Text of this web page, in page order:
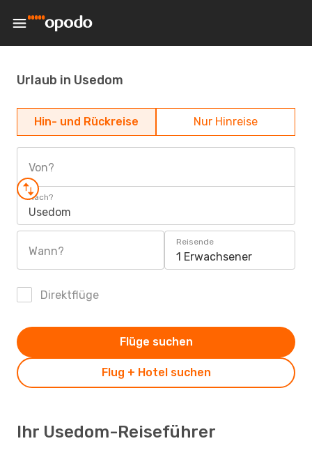
Urlaub in Usedom
Hin- und Rückreise Nur Hinreise
Von?
Nach?
Usedom
Wann?
Reisende
1 Erwachsener
Direktflüge
Flug + Hotel suchen
Flüge suchen
Ihr Usedom-Reiseführer